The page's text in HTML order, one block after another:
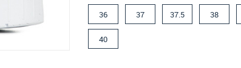
36 37 37.5 38
40